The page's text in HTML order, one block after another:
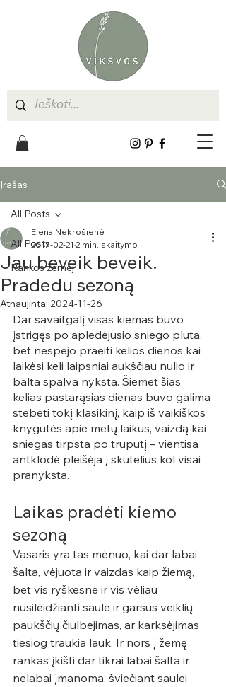
Įrašas
All Posts
Rankos žemėj
All Posts
Jau beveik beveik.
Pradedu sezoną
Elena Nekrošienė
2017-02-21 2 min. skaitymo
Atnaujinta: 2024-11-26
Dar savaitgalį visas kiemas buvo
įstrigęs po apledėjusio sniego pluta,
bet nespėjo praeiti kelios dienos kai
laikėsi keli laipsniai aukščiau nulio ir
balta spalva nyksta. Šiemet šias
kelias pastarąsias dienas buvo galima
stebėti tokį klasikinį, kaip iš vaikiškos
knygutės apie metų laikus, vaizdą kai
sniegas tirpsta po truputį – vientisa
antklodė pleišėja į skutelius kol visai
pranyksta.
Laikas pradėti kiemo
sezoną
Vasaris yra tas mėnuo, kai dar labai
šalta, vėjuota ir vaizdas kaip žiemą,
bet vis ryškesnė ir vis vėliau
nusileidžianti saulė ir garsus veiklių
paukščių čiulbėjimas, ar karksėjimas
tiesiog traukia lauk. Ir nors į žemę
rankas įkišti dar tikrai labai šalta ir
nelabai įmanoma, šviečiant saulei